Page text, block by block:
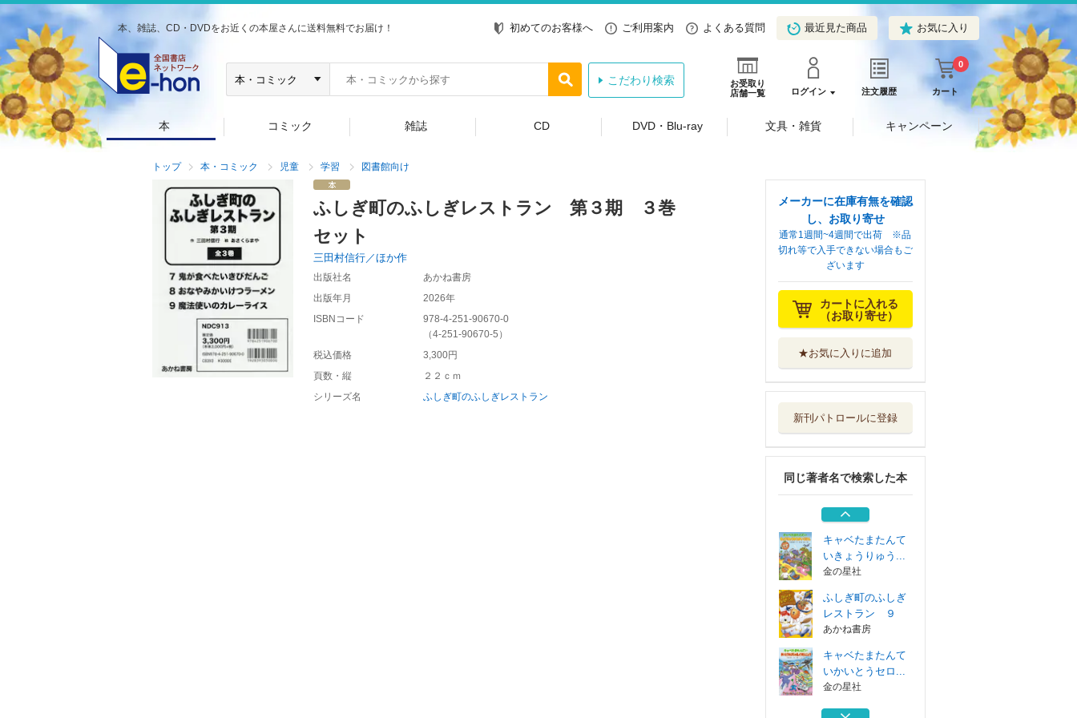
本、雑誌、CD・DVDをお近くの本屋さんに送料無料でお届け！ 初めてのお客様へ ご利用案内 よくある質問 最近見た商品 お気に入り
お受取り
店舗一覧
ログイン 注文履歴 カート
0
こだわり検索
本 コミック 雑誌 CD DVD・Blu-ray 文具・雑貨 キャンペーン
トップ 本・コミック 児童 学習 図書館向け
ふしぎ町のふしぎレストラン 第３期 ３巻
セット
三田村信行／ほか作
出版社名
あかね書房
出版年月
2026年
ISBNコード
978-4-251-90670-0
（4-251-90670-5 ）
税込価格
3,300円
頁数・縦
２２ｃｍ
シリーズ名
ふしぎ町のふしぎレストラン
メーカーに在庫有無を確認
し、お取り寄せ
通常1週間~4週間で出荷 ※品
切れ等で入手できない場合もご
ざいます
カートに入れる
（お取り寄せ）
★お気に入りに追加
新刊パトロールに登録
同じ著者名で検索した本
キャベたまたんて
いかいとうセロ...
オオカミは海をめ
童心社
ふしぎ町のふしぎ
レストラン ８
あかね書房
キャベたまたんて
いきょうりゅう...
金の星社
ふしぎ町のふしぎ
レストラン ９
あかね書房
キャベたまたんて
いかいとうセロ...
金の星社
オオカミは海をめ